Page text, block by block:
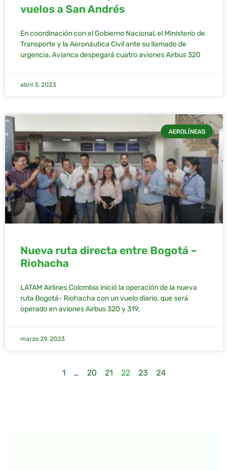
vuelos a San Andrés
En coordinación con el Gobierno Nacional, el Ministerio de
Transporte y la Aeronáutica Civil ante su llamado de
urgencia, Avianca despegará cuatro aviones Airbus 320
abril 3, 2023
AEROLÍNEAS
Nueva ruta directa entre Bogotá –
Riohacha
LATAM Airlines Colombia inició la operación de la nueva
ruta Bogotá- Riohacha con un vuelo diario, que será
operado en aviones Airbus 320 y 319,
marzo 29, 2023
1 … 20 21 22 23 24